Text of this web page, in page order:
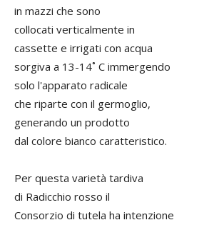
in mazzi che sono
collocati verticalmente in
cassette e irrigati con acqua
sorgiva a 13-14˚ C immergendo
solo l'apparato radicale
che riparte con il germoglio,
generando un prodotto
dal colore bianco caratteristico.
Per questa varietà tardiva
di Radicchio rosso il
Consorzio di tutela ha intenzione